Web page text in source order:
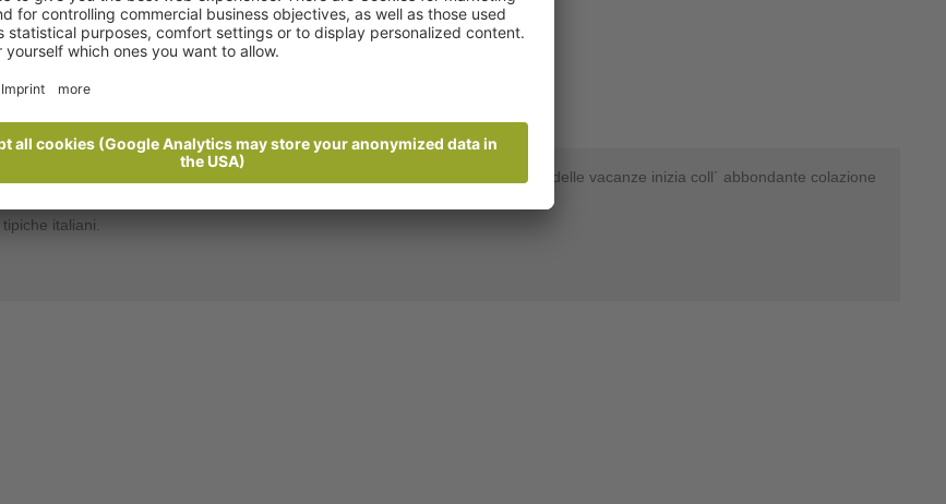
o doccia e WC, TV e balcone. Comode stanze di soggiorno. Il divertimento delle vacanze inizia coll´ abbondante colazione
italiani.